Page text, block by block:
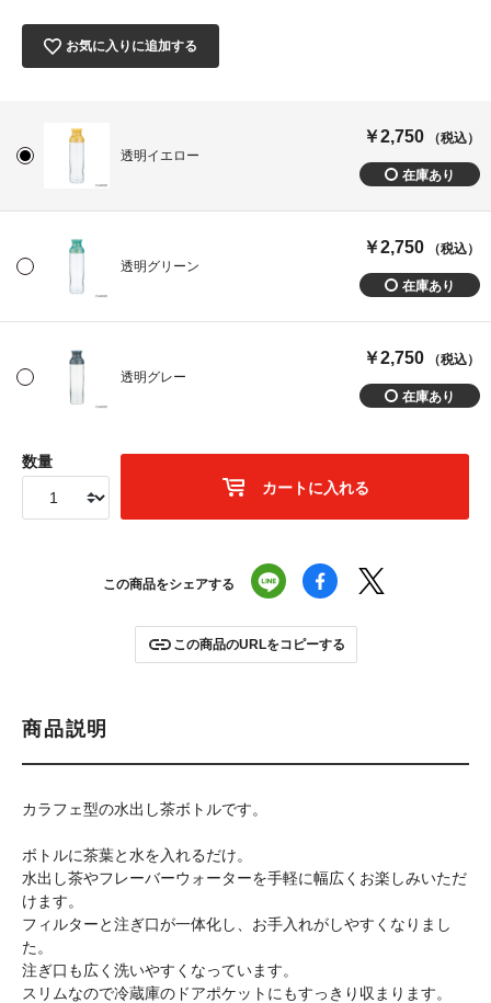
お気に入りに追加する
透明イエロー
￥2,750 （税込）
透明グリーン
￥2,750 （税込）
透明グレー
￥2,750 （税込）
数量
カートに入れる
この商品をシェアする
この商品のURLをコピーする
商品説明
カラフェ型の水出し茶ボトルです。
ボトルに茶葉と水を入れるだけ。
水出し茶やフレーバーウォーターを手軽に幅広くお楽しみいただ
けます。
フィルターと注ぎ口が一体化し、お手入れがしやすくなりまし
た。
注ぎ口も広く洗いやすくなっています。
スリムなので冷蔵庫のドアポケットにもすっきり収まります。